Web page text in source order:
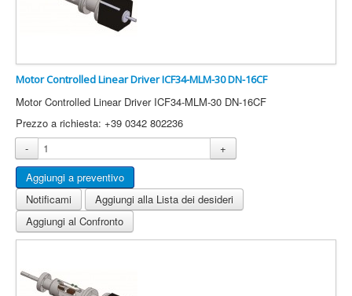
Motor Controlled Linear Driver ICF34-MLM-30 DN-16CF
Motor Controlled Linear Driver ICF34-MLM-30 DN-16CF
Prezzo a richiesta: +39 0342 802236
-
+
Notificami
Aggiungi alla Lista dei desideri
Aggiungi al Confronto